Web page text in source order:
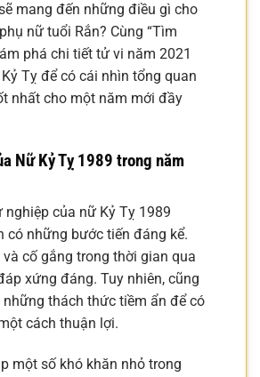
mang đến những điều gì cho
nữ tuổi Rắn? Cùng “Tìm
phá chi tiết tử vi năm 2021
Tỵ để có cái nhìn tổng quan
nhất cho một năm mới đầy
Nữ Kỷ Tỵ 1989 trong năm
nghiệp của nữ Kỷ Tỵ 1989
có những bước tiến đáng kể.
cố gắng trong thời gian qua
xứng đáng. Tuy nhiên, cũng
thách thức tiềm ẩn để có
cách thuận lợi.
một số khó khăn nhỏ trong